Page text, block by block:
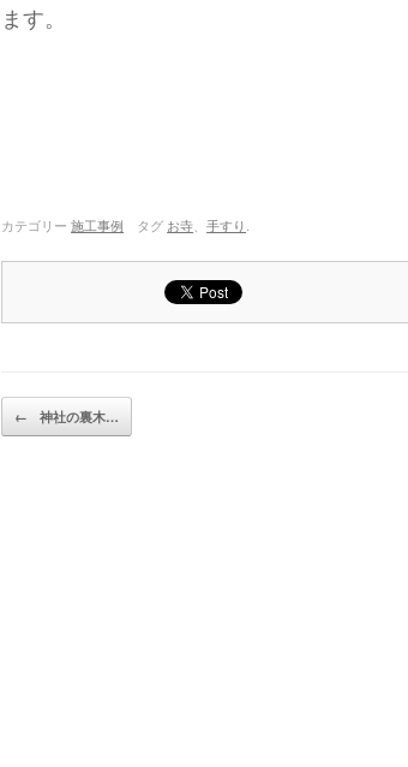
ます。
カテゴリー施工事例 タグ お寺 、手すり
投稿ナビゲーション
← 神社の裏木…